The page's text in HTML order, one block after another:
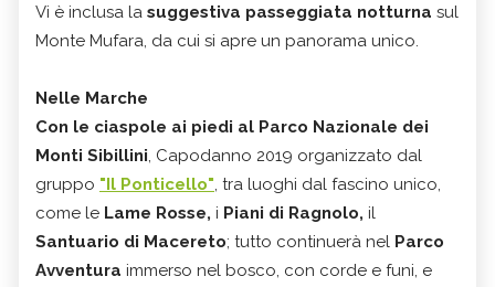
Vi è inclusa la suggestiva passeggiata notturna sul
Monte Mufara, da cui si apre un panorama unico.
Nelle Marche
Con le ciaspole ai piedi al Parco Nazionale dei
Monti Sibillini, Capodanno 2019 organizzato dal
gruppo "Il Ponticello", tra luoghi dal fascino unico,
come le Lame Rosse, i Piani di Ragnolo, il
Santuario di Macereto; tutto continuerà nel Parco
Avventura immerso nel bosco, con corde e funi, e